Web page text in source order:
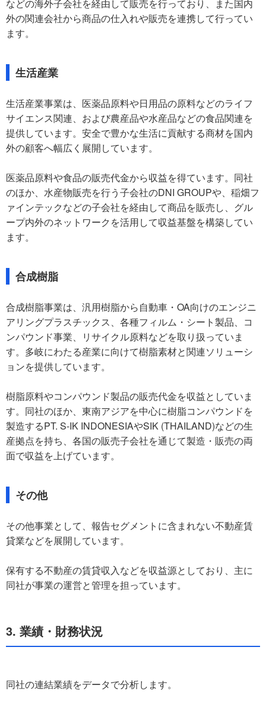
などの海外子会社を経由して販売を行っており、また国内
外の関連会社から商品の仕入れや販売を連携して行ってい
ます。
生活産業
生活産業事業は、医薬品原料や日用品の原料などのライフ
サイエンス関連、および農産品や水産品などの食品関連を
提供しています。安全で豊かな生活に貢献する商材を国内
外の顧客へ幅広く展開しています。
医薬品原料や食品の販売代金から収益を得ています。同社
のほか、水産物販売を行う子会社のDNI GROUPや、稲畑フ
ァインテックなどの子会社を経由して商品を販売し、グル
ープ内外のネットワークを活用して収益基盤を構築してい
ます。
合成樹脂
合成樹脂事業は、汎用樹脂から自動車・OA向けのエンジニ
アリングプラスチックス、各種フィルム・シート製品、コ
ンパウンド事業、リサイクル原料などを取り扱っていま
す。多岐にわたる産業に向けて樹脂素材と関連ソリューシ
ョンを提供しています。
樹脂原料やコンパウンド製品の販売代金を収益としていま
す。同社のほか、東南アジアを中心に樹脂コンパウンドを
製造するPT. S-IK INDONESIAやSIK (THAILAND)などの生
産拠点を持ち、各国の販売子会社を通じて製造・販売の両
面で収益を上げています。
その他
その他事業として、報告セグメントに含まれない不動産賃
貸業などを展開しています。
保有する不動産の賃貸収入などを収益源としており、主に
同社が事業の運営と管理を担っています。
3. 業績・財務状況
同社の連結業績をデータで分析します。